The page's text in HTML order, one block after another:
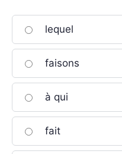
lequel
faisons
à qui
fait